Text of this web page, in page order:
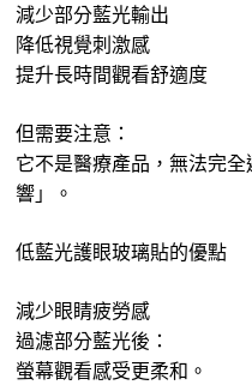
減少部分藍光輸出
降低視覺刺激感
提升長時間觀看舒適度
但需要注意：
它不是醫療產品，無法完
響」。
低藍光護眼玻璃貼的優點
減少眼睛疲勞感
過濾部分藍光後：
螢幕觀看感受更柔和。